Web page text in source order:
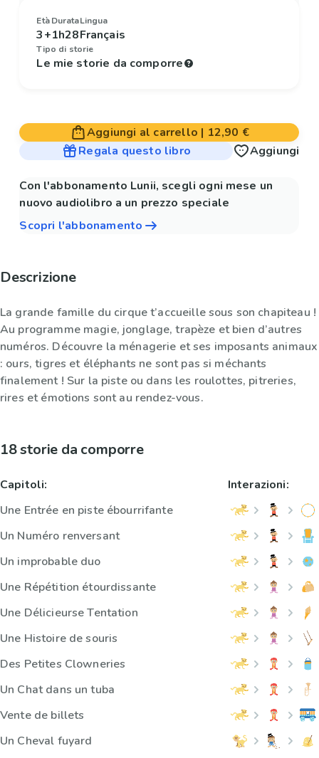
Età
3+
Durata
1h28
Lingua
Français
Tipo di storie
Le mie storie da comporre
Aggiungi al carrello | 12,90 €
Regala questo libro
Aggiungi
Con l'abbonamento Lunii, scegli ogni mese un
nuovo audiolibro a un prezzo speciale
Scopri l'abbonamento
Descrizione
La grande famille du cirque t’accueille sous son chapiteau !
Au programme magie, jonglage, trapèze et bien d’autres
numéros. Découvre la ménagerie et ses imposants animaux
: ours, tigres et éléphants ne sont pas si méchants
finalement ! Sur la piste ou dans les roulottes, pitreries,
rires et émotions sont au rendez-vous.
18 storie da comporre
Capitoli:
Une Entrée en piste ébourrifante
Un Numéro renversant
Un improbable duo
Une Répétition étourdissante
Une Délicieurse Tentation
Une Histoire de souris
Des Petites Clowneries
Un Chat dans un tuba
Vente de billets
Un Cheval fuyard
Interazioni: